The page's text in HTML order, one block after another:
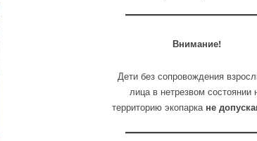
Внимание!
Дети без сопровождения
лица в нетрезвом состоянии
территорию экопарка не